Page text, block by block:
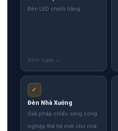
Đèn LED chính hãng
✓
Đèn Nhà Xưởng
Giải pháp chiếu sáng công
nghiệp thế hệ mới cho nhà